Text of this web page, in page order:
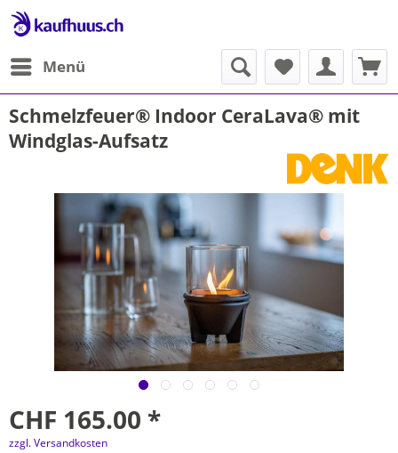
Menü
Schmelzfeuer® Indoor CeraLava® mit
Windglas-Aufsatz
CHF 165.00 *
zzgl. Versandkosten